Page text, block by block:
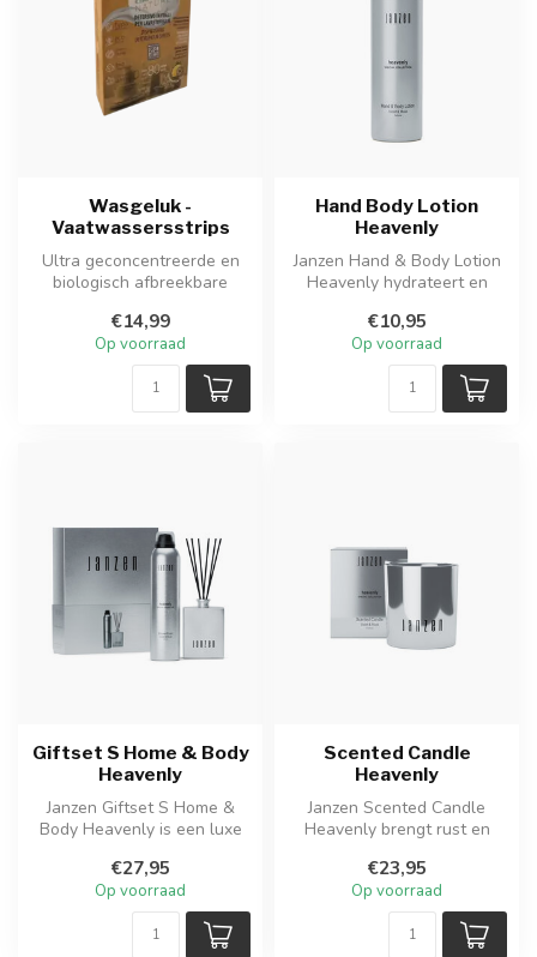
Wasgeluk -
Vaatwassersstrips
Ultra geconcentreerde en
biologisch afbreekbare
citr...
€14,99
Op voorraad
Hand Body Lotion
Heavenly
Janzen Hand & Body Lotion
Heavenly hydrateert en
...
€10,95
Op voorraad
Giftset S Home & Body
Heavenly
Janzen Giftset S Home &
Body Heavenly is een luxe
producten v...
€27,95
Op voorraad
Scented Candle
Heavenly
Janzen Scented Candle
Heavenly brengt rust en
elegante geu...
€23,95
Op voorraad